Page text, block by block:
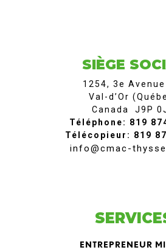
SIÈGE
1254, 3e
Val-d’Or
Canada J9P
Téléphone: 819
Télécopieur: 819
info@cmac-
ENTREPRENEUR